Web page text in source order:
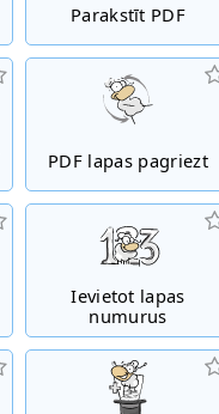
Parakstīt PDF
PDF lapas pagriezt
Ievietot lapas
numurus